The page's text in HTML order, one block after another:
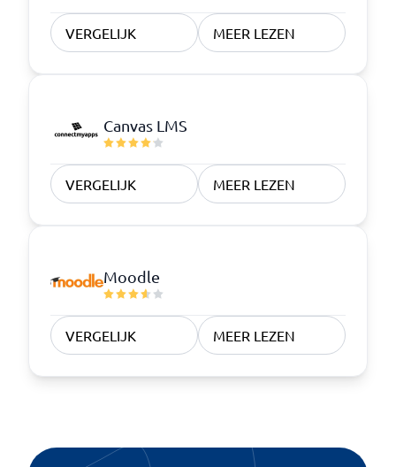
VERGELIJK MEER LEZEN
Canvas LMS
VERGELIJK MEER LEZEN
Moodle
VERGELIJK MEER LEZEN